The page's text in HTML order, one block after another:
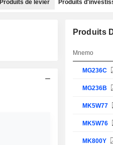
Produits de levier Produits
Produits
Mnemo
MG236C
MG236B
MK5W77
MK5W76
MK800Y